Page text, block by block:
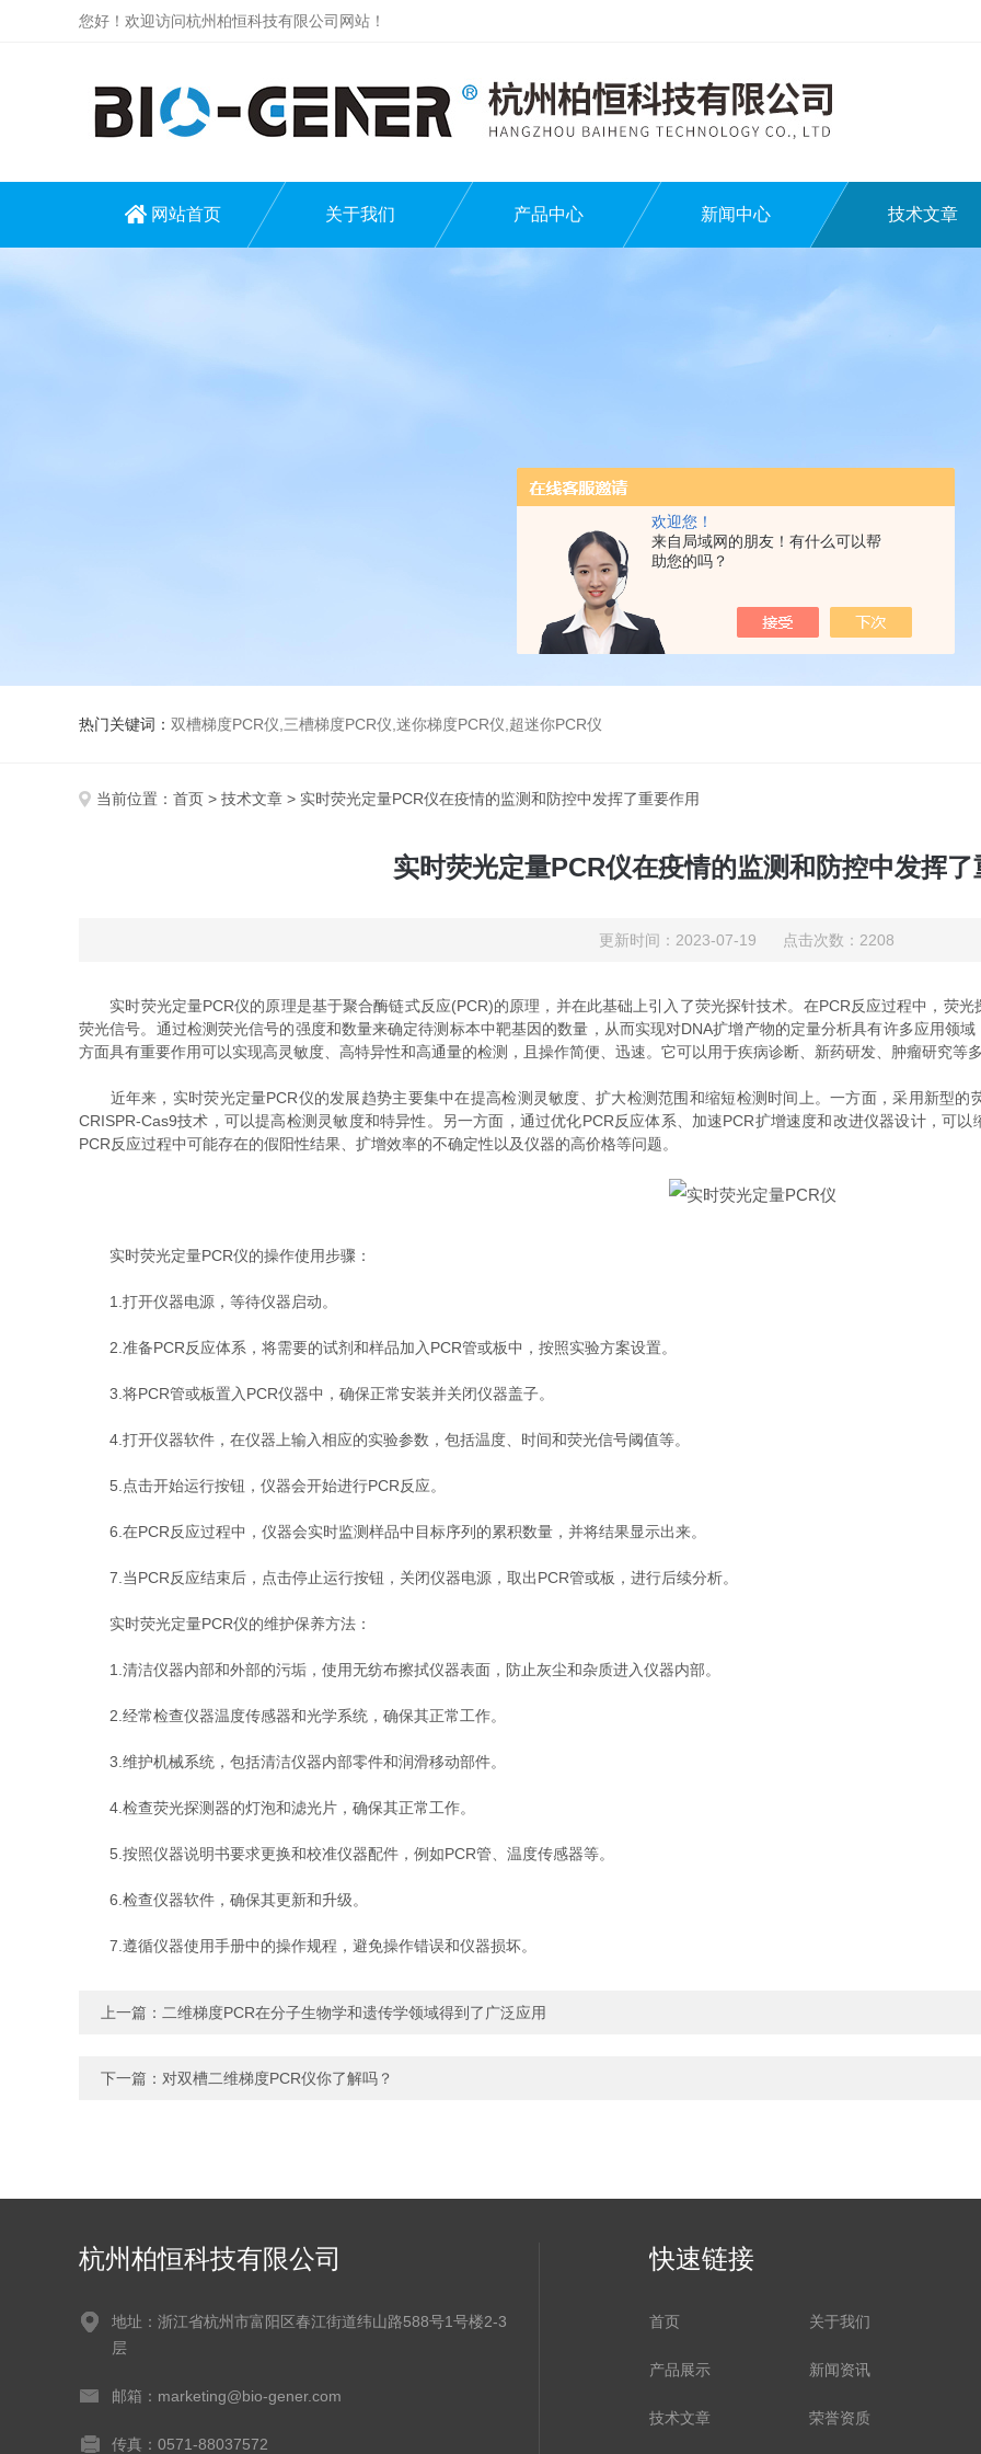
欢迎您！
来自局域网的朋友！有什么可以帮
助您的吗？
您好！欢迎访问杭州柏恒科技有限公司网站！
网站首页 关于我们 产品中心 新闻中心 技术文章
热门关键词： 双槽梯度PCR仪,三槽梯度PCR仪,迷你梯度PCR仪,超迷你PCR仪
当前位置： 首页 > 技术文章 > 实时荧光定量PCR仪在疫情的监测和防控中发挥了重要作用
实时荧光定量PCR仪在疫情的监测和防控中发挥
更新时间：2023-07-19 点击次数：2208
实时荧光定量PCR仪的原理是基于聚合酶链式反应(PCR)的原理，并在此基础上引入了荧光探针技术。在PCR反应过程中，荧光
荧光信号。通过检测荧光信号的强度和数量来确定待测标本中靶基因的数量，从而实现对DNA扩增产物的定量分析具有许多应用领
方面具有重要作用可以实现高灵敏度、高特异性和高通量的检测，且操作简便、迅速。它可以用于疾病诊断、新药研发、肿瘤研究等
近年来，实时荧光定量PCR仪的发展趋势主要集中在提高检测灵敏度、扩大检测范围和缩短检测时间上。一方面，采用新型的
CRISPR-Cas9技术，可以提高检测灵敏度和特异性。另一方面，通过优化PCR反应体系、加速PCR扩增速度和改进仪器设计，可
PCR反应过程中可能存在的假阳性结果、扩增效率的不确定性以及仪器的高价格等问题。
实时荧光定量PCR仪的操作使用步骤：
1.打开仪器电源，等待仪器启动。
2.准备PCR反应体系，将需要的试剂和样品加入PCR管或板中，按照实验方案设置。
3.将PCR管或板置入PCR仪器中，确保正常安装并关闭仪器盖子。
4.打开仪器软件，在仪器上输入相应的实验参数，包括温度、时间和荧光信号阈值等。
5.点击开始运行按钮，仪器会开始进行PCR反应。
6.在PCR反应过程中，仪器会实时监测样品中目标序列的累积数量，并将结果显示出来。
7.当PCR反应结束后，点击停止运行按钮，关闭仪器电源，取出PCR管或板，进行后续分析。
实时荧光定量PCR仪的维护保养方法：
1.清洁仪器内部和外部的污垢，使用无纺布擦拭仪器表面，防止灰尘和杂质进入仪器内部。
2.经常检查仪器温度传感器和光学系统，确保其正常工作。
3.维护机械系统，包括清洁仪器内部零件和润滑移动部件。
4.检查荧光探测器的灯泡和滤光片，确保其正常工作。
5.按照仪器说明书要求更换和校准仪器配件，例如PCR管、温度传感器等。
6.检查仪器软件，确保其更新和升级。
7.遵循仪器使用手册中的操作规程，避免操作错误和仪器损坏。
上一篇： 二维梯度PCR在分子生物学和遗传学领域得到了广泛应用
下一篇： 对双槽二维梯度PCR仪你了解吗？
杭州柏恒科技有限公司
地址：浙江省杭州市富阳区春江街道纬山路588号1号楼2-3
层
邮箱：marketing@bio-gener.com
传真：0571-88037572
快速链接
首页 关于我们
产品展示 新闻资讯
技术文章 荣誉资质